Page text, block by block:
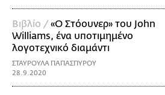
Βιβλίο /«Ο Στόουνερ» του John
Williams, ένα υποτιμημένο
λογοτεχνικό διαμάντι
ΣΤΑΥΡΟΥΛΑ ΠΑΠΑΣΠΥΡΟΥ
28.9.2020